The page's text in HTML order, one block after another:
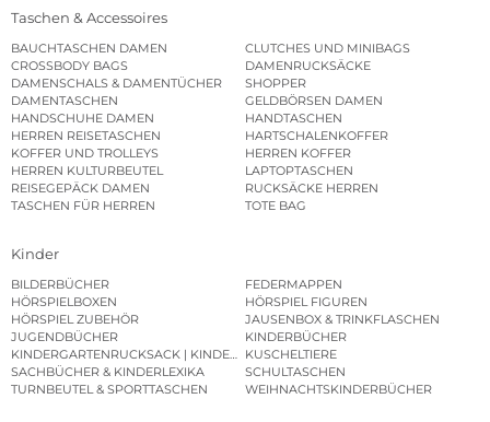
Taschen & Accessoires
BAUCHTASCHEN DAMEN
CLUTCHES UND MINIBAGS
CROSSBODY BAGS
DAMENRUCKSÄCKE
DAMENSCHALS & DAMENTÜCHER
SHOPPER
DAMENTASCHEN
GELDBÖRSEN DAMEN
HANDSCHUHE DAMEN
HANDTASCHEN
HERREN REISETASCHEN
HARTSCHALENKOFFER
KOFFER UND TROLLEYS
HERREN KOFFER
HERREN KULTURBEUTEL
LAPTOPTASCHEN
REISEGEPÄCK DAMEN
RUCKSÄCKE HERREN
TASCHEN FÜR HERREN
TOTE BAG
Kinder
BILDERBÜCHER
FEDERMAPPEN
HÖRSPIELBOXEN
HÖRSPIEL FIGUREN
HÖRSPIEL ZUBEHÖR
JAUSENBOX & TRINKFLASCHEN
JUGENDBÜCHER
KINDERBÜCHER
KINDERGARTENRUCKSACK | KINDERGARTENBEUTEL
KUSCHELTIERE
SACHBÜCHER & KINDERLEXIKA
SCHULTASCHEN
TURNBEUTEL & SPORTTASCHEN
WEIHNACHTSKINDERBÜCHER